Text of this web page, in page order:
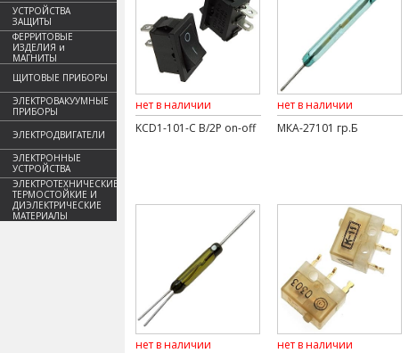
УСТРОЙСТВА
ЗАЩИТЫ
ФЕРРИТОВЫЕ
ИЗДЕЛИЯ и
МАГНИТЫ
ЩИТОВЫЕ ПРИБОРЫ
ЭЛЕКТРОВАКУУМНЫЕ
ПРИБОРЫ
ЭЛЕКТРОДВИГАТЕЛИ
ЭЛЕКТРОННЫЕ
УСТРОЙСТВА
ЭЛЕКТРОТЕХНИЧЕСКИЕ,
ТЕРМОСТОЙКИЕ И
ДИЭЛЕКТРИЧЕСКИЕ
МАТЕРИАЛЫ
нет в наличии
KCD1-101-C B/2P on-off
нет в наличии
МКА-27101 гр.Б
нет в наличии
нет в наличии